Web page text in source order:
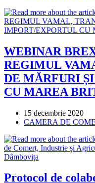
WEBINAR
REGIMUL
DE MĂRFURI
CU MAREA
Post
published:
15 decembrie 2020
Post
CAMERA DE
Protocol de